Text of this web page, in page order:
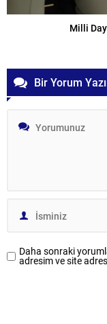
Milli
Bir Yorum
Daha sonraki
adresim ve site